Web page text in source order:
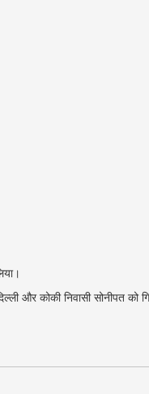
और कोकी निवासी सोनीपत